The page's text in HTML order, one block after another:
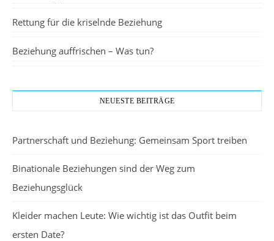
Rettung für die kriselnde Beziehung
Beziehung auffrischen – Was tun?
NEUESTE BEITRÄGE
Partnerschaft und Beziehung: Gemeinsam Sport treiben
Binationale Beziehungen sind der Weg zum
Beziehungsglück
Kleider machen Leute: Wie wichtig ist das Outfit beim
ersten Date?